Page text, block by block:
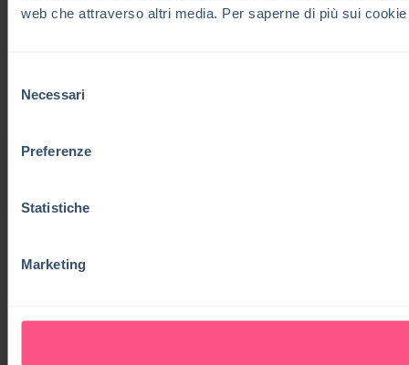
web che attraverso altri media. Per saperne di più sui
delNecessari
Preferenze
Statistiche
Marketing